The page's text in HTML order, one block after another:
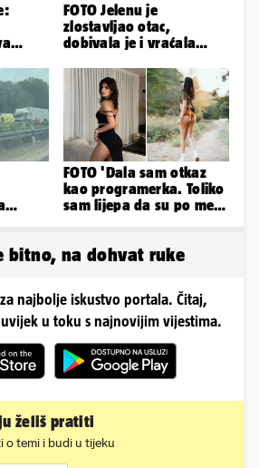
FOTO Jelenu je
zlostavljao otac,
dobivala je i vraćala
tukao šakama'
FOTO 'Dala sam otkaz
kao programerka. Toliko
sam lijepa da su po meni
bitno, na dohvat ruke
najbolje iskustvo portala. Čitaj,
u toku s najnovijim vijestima.
želiš pratiti
o temi i budi u tijeku